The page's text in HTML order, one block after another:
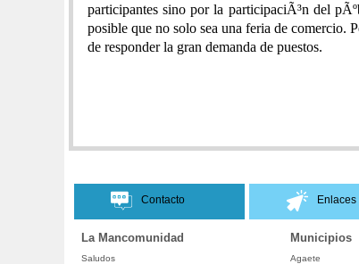
participantes sino por la participaciÃ³n del
posible que no solo sea una feria de comercio.
de responder la gran demanda de puestos.
Contacto Enlaces
La Mancomunidad Municipios
Saludos
Agaete